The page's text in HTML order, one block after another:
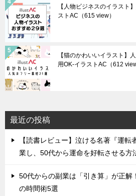
【人物ビジネスのイラスト
ストAC （615 view）
【猫のかわいいイラスト】
用OK-イラストAC （612
最近の投稿
【読書レビュー】泣ける名著『運
業し、50代から運命を好転させる方
50代からの副業は「引き算」が正解
の時間術5選